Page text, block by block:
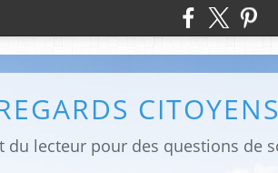
CITOYENS